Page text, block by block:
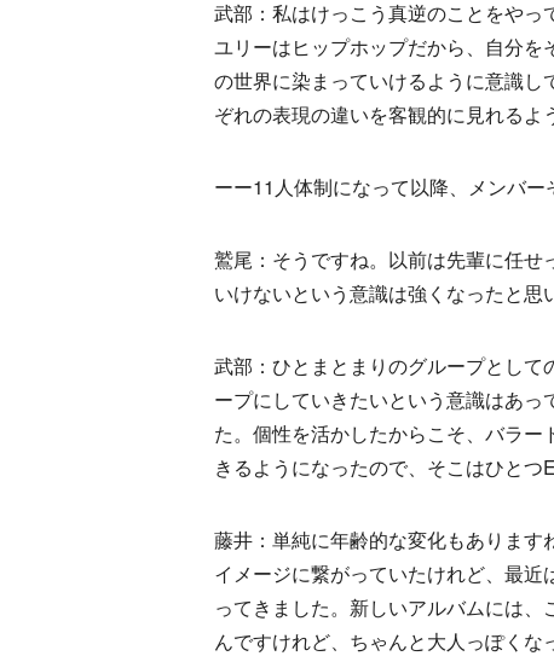
武部：私はけっこう真逆のことをや
ユリーはヒップホップだから、自分
の世界に染まっていけるように意識
ぞれの表現の違いを客観的に見れるよ
ーー11人体制になって以降、メンバー
鷲尾：そうですね。以前は先輩に任
いけないという意識は強くなったと思
武部：ひとまとまりのグループとし
ープにしていきたいという意識はあ
た。個性を活かしたからこそ、バラ
きるようになったので、そこはひとつ
藤井：単純に年齢的な変化もありま
イメージに繋がっていたけれど、最
ってきました。新しいアルバムには
んですけれど、ちゃんと大人っぽくな